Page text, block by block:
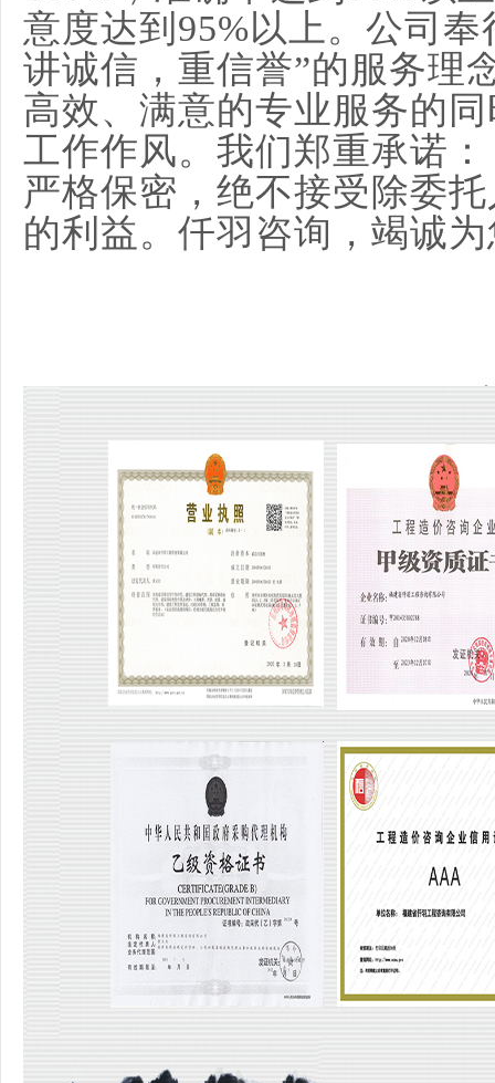
意度达到95%以上。公司
讲诚信，重信誉”的服务理
高效、满意的专业服务的
工作作风。我们郑重承诺
严格保密，绝不接受除委
的利益。仟羽咨询，竭诚